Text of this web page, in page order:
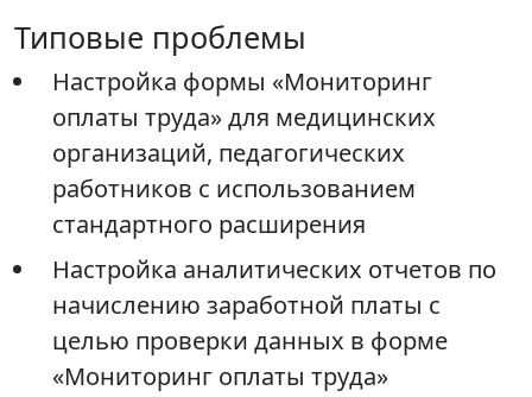
Типовые проблемы
Настройка формы «Мониторинг
оплаты труда» для медицинских
организаций, педагогических
работников с использованием
стандартного расширения
Настройка аналитических отчетов по
начислению заработной платы с
целью проверки данных в форме
«Мониторинг оплаты труда»